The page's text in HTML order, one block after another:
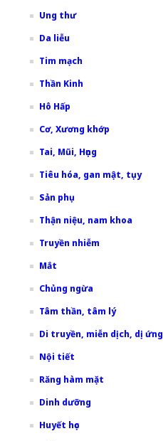
Ung thư
Da liễu
Tim mạch
Thần Kinh
Hô Hấp
Cơ, Xương khớp
Tai, Mũi, Họng
Tiêu hóa, gan mật, tụy
Sản phụ
Thận niệu, nam khoa
Truyền nhiễm
Mắt
Chủng ngừa
Tâm thần, tâm lý
Di truyền, miễn dịch, dị ứng
Nội tiết
Răng hàm mặt
Dinh dưỡng
Huyết học